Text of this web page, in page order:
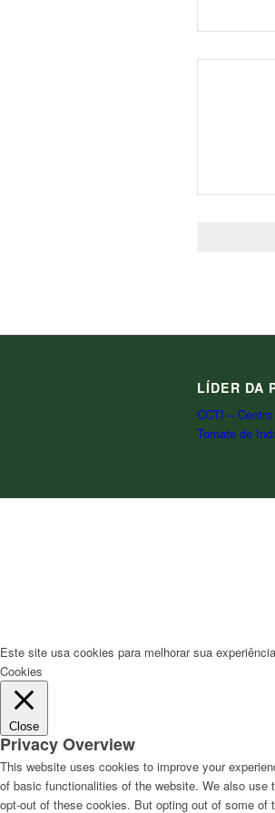
LÍDER DA
CCTI –
Tomate de
Este site usa cookies para melhorar sua
Cookies
Close
Privacy Overview
This website uses cookies to improve your
of basic functionalities of the website. We also use
opt-out of these cookies. But opting out of some